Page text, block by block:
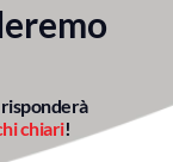
risponderà
chiari!